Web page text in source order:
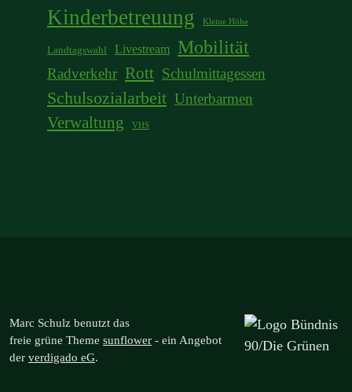
Kinderbetreuung Kleine Höhe
Landtagswahl Livestream Mobilität
Radverkehr Rott Schulmittagessen
Schulsozialarbeit Unterbarmen
Verwaltung VHS
Marc Schulz benutzt das
freie grüne Theme sunflower ‐ ein Angebot
der verdigado eG.